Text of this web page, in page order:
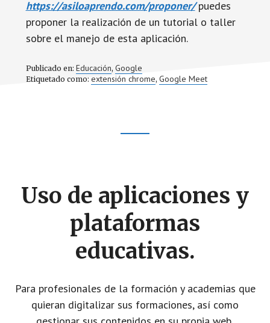
https://asiloaprendo.com/proponer/ puedes
proponer la realización de un tutorial o taller
sobre el manejo de esta aplicación.
Publicado en: Educación, Google
Etiquetado como: extensión chrome, Google Meet
Uso de aplicaciones y
plataformas
educativas.
Para profesionales de la formación y academias que
quieran digitalizar sus formaciones, así como